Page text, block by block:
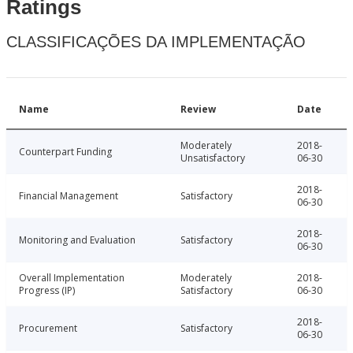
Ratings
CLASSIFICAÇÕES DA IMPLEMENTAÇÃO
Name Review Date
Counterpart Funding
Moderately
Unsatisfactory
2018-
06-30
Financial Management Satisfactory
2018-
06-30
Monitoring and Evaluation Satisfactory
2018-
06-30
Overall Implementation
Progress (IP)
Moderately
Satisfactory
2018-
06-30
Procurement Satisfactory
2018-
06-30